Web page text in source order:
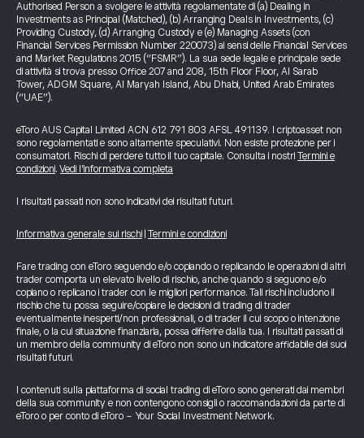
Authorised Person a svolgere le attività regolamentate di (a) Dealing in
Investments as Principal (Matched), (b) Arranging Deals in Investments, (c)
Providing Custody, (d) Arranging Custody e (e) Managing Assets (con
Financial Services Permission Number 220073) ai sensi delle Financial Services
and Market Regulations 2015 (“FSMR”). La sua sede legale e principale sede
di attività si trova presso Office 207 and 208, 15th Floor Floor, Al Sarab
Tower, ADGM Square, Al Maryah Island, Abu Dhabi, United Arab Emirates
(“UAE”).
eToro AUS Capital Limited ACN 612 791 803 AFSL 491139. I criptoasset non
sono regolamentati e sono altamente speculativi. Non esiste protezione per i
consumatori. Rischi di perdere tutto il tuo capitale. Consulta i nostri Termini e
condizioni.Vedi l’informativa completa
I risultati passati non sono indicativi dei risultati futuri.
Informativa generale sui rischi Termini e condizioni
Fare trading con eToro seguendo e/o copiando o replicando le operazioni di altri
trader comporta un elevato livello di rischio, anche quando si seguono e/o
copiano o replicano i trader con le migliori performance. Tali rischi includono il
rischio che tu possa seguire/copiare le decisioni di trading di trader
eventualmente inesperti/non professionali, o di trader il cui scopo o intenzione
finale, o la cui situazione finanziaria, possa differire dalla tua. I risultati passati di
un membro della community di eToro non sono un indicatore affidabile dei suoi
risultati futuri.
I contenuti sulla piattaforma di social trading di eToro sono generati dai membri
della sua community e non contengono consigli o raccomandazioni da parte di
eToro o per conto di eToro - Your Social Investment Network.